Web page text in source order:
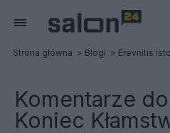
Strona główna Blogi Erevnitis
Komentarze
Koniec